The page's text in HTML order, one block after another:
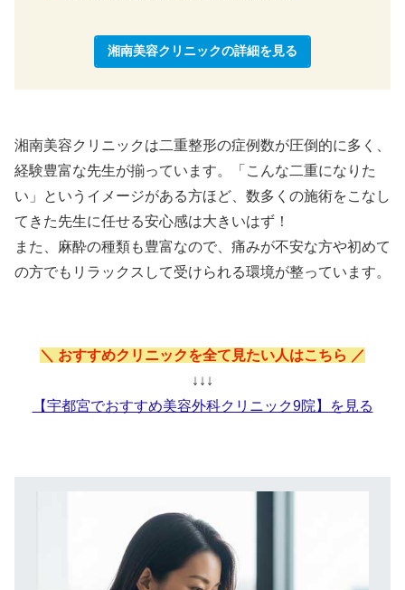
湘南美容クリニックの詳細を見る
湘南美容クリニックは二重整形の症例数が圧倒的に多く、
経験豊富な先生が揃っています。「こんな二重になりた
い」というイメージがある方ほど、数多くの施術をこなし
てきた先生に任せる安心感は大きいはず！
また、麻酔の種類も豊富なので、痛みが不安な方や初めて
の方でもリラックスして受けられる環境が整っています。
＼ おすすめクリニックを全て見たい人はこちら ／
↓↓↓
【宇都宮でおすすめ美容外科クリニック9院】を見る